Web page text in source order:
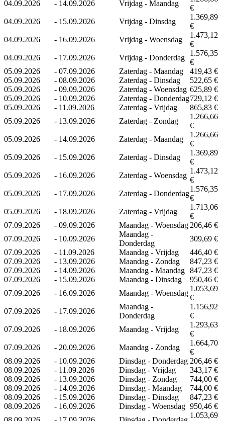
04.09.2026 - 14.09.2026 Vrijdag - Maandag
€
04.09.2026
- 15.09.2026 Vrijdag - Dinsdag
1.369,89
€
04.09.2026
- 16.09.2026 Vrijdag - Woensdag
1.473,12
€
04.09.2026
- 17.09.2026 Vrijdag - Donderdag
1.576,35
€
05.09.2026
- 07.09.2026 Zaterdag - Maandag
419,43 €
05.09.2026
- 08.09.2026 Zaterdag - Dinsdag
522,65 €
05.09.2026
- 09.09.2026 Zaterdag - Woensdag 625,89 €
05.09.2026
- 10.09.2026 Zaterdag - Donderdag729,12 €
05.09.2026
- 11.09.2026 Zaterdag - Vrijdag
865,83 €
05.09.2026
- 13.09.2026 Zaterdag - Zondag
1.266,66
€
05.09.2026
- 14.09.2026 Zaterdag - Maandag
1.266,66
€
05.09.2026
- 15.09.2026 Zaterdag - Dinsdag
1.369,89
€
05.09.2026
- 16.09.2026 Zaterdag - Woensdag
1.473,12
€
05.09.2026
- 17.09.2026 Zaterdag - Donderdag
1.576,35
€
05.09.2026
- 18.09.2026 Zaterdag - Vrijdag
1.713,06
€
07.09.2026
- 09.09.2026 Maandag - Woensdag 206,46 €
07.09.2026
- 10.09.2026
Maandag -
Donderdag
309,69 €
07.09.2026
- 11.09.2026 Maandag - Vrijdag
446,40 €
07.09.2026
- 13.09.2026 Maandag - Zondag
847,23 €
07.09.2026
- 14.09.2026 Maandag - Maandag 847,23 €
07.09.2026
- 15.09.2026 Maandag - Dinsdag
950,46 €
07.09.2026
- 16.09.2026 Maandag - Woensdag
1.053,69
€
07.09.2026
- 17.09.2026
Maandag -
Donderdag
1.156,92
€
07.09.2026
- 18.09.2026 Maandag - Vrijdag
1.293,63
€
07.09.2026
- 20.09.2026 Maandag - Zondag
1.664,70
€
08.09.2026
- 10.09.2026 Dinsdag - Donderdag 206,46 €
08.09.2026
- 11.09.2026 Dinsdag - Vrijdag
343,17 €
08.09.2026
- 13.09.2026 Dinsdag - Zondag
744,00 €
08.09.2026
- 14.09.2026 Dinsdag - Maandag
744,00 €
08.09.2026
- 15.09.2026 Dinsdag - Dinsdag
847,23 €
08.09.2026
- 16.09.2026 Dinsdag - Woensdag 950,46 €
1.053,69